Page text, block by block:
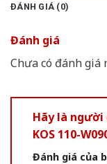
ĐÁNH GIÁ (0)
Đánh giá
Chưa có đánh giá
Hãy là người
KOS 110-
Đánh giá của